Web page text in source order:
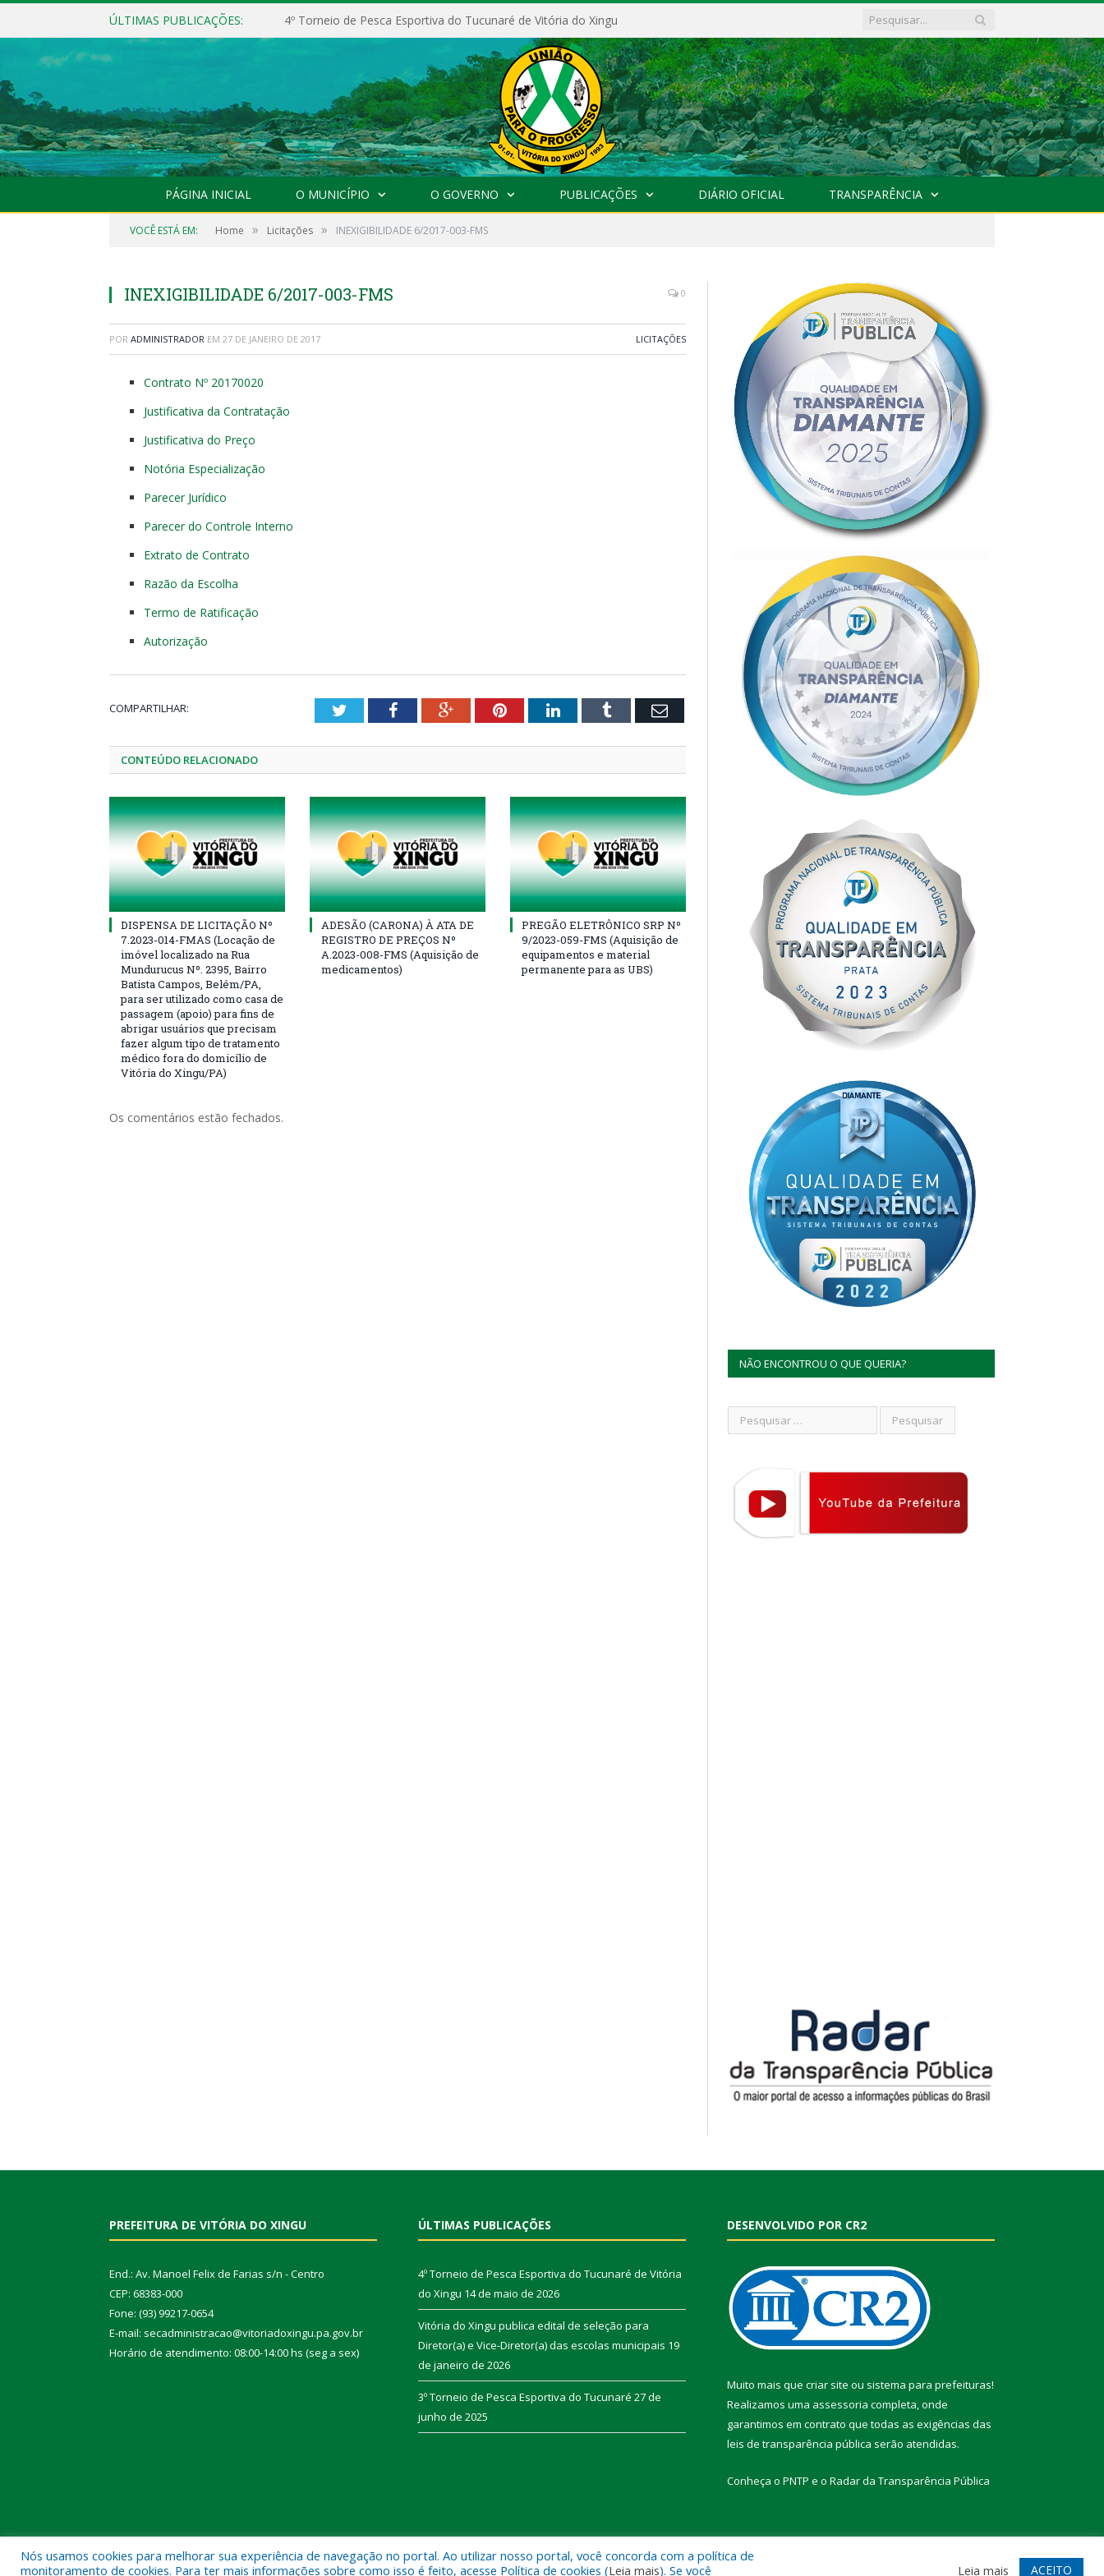
ÚLTIMAS PUBLICAÇÕES: 4º Torneio de Pesca Esportiva do Tucunaré de Vitória do Xingu
PÁGINA INICIAL O MUNICÍPIO O GOVERNO PUBLICAÇÕES DIÁRIO OFICIAL TRANSPARÊNCIA
VOCÊ ESTÁ EM: Home » Licitações » INEXIGIBILIDADE 6/2017-003-FMS
INEXIGIBILIDADE 6/2017-003-FMS 0
POR ADMINISTRADOR EM 27 DE JANEIRO DE 2017 LICITAÇÕES
Contrato Nº 20170020
Justificativa da Contratação
Justificativa do Preço
Notória Especialização
Parecer Jurídico
Parecer do Controle Interno
Extrato de Contrato
Razão da Escolha
Termo de Ratificação
Autorização
COMPARTILHAR: TwitterFacebookGoogle+PinterestLinkedInTumblr Email
CONTEÚDO RELACIONADO
DISPENSA DE LICITAÇÃO Nº
7.2023-014-FMAS (Locação de
imóvel localizado na Rua
Mundurucus Nº. 2395, Bairro
Batista Campos, Belém/PA,
para ser utilizado como casa de
passagem (apoio) para fins de
abrigar usuários que precisam
fazer algum tipo de tratamento
médico fora do domicílio de
Vitória do Xingu/PA)
ADESÃO (CARONA) À ATA DE
REGISTRO DE PREÇOS Nº
A.2023-008-FMS (Aquisição de
medicamentos)
PREGÃO ELETRÔNICO SRP Nº
9/2023-059-FMS (Aquisição de
equipamentos e material
permanente para as UBS)
Os comentários estão fechados.
NÃO ENCONTROU O QUE QUERIA?
PREFEITURA DE VITÓRIA DO XINGU
End.: Av. Manoel Felix de Farias s/n - Centro
CEP: 68383-000
Fone: (93) 99217-0654
E-mail: secadministracao@vitoriadoxingu.pa.gov.br
Horário de atendimento: 08:00-14:00 hs (seg a sex)
ÚLTIMAS PUBLICAÇÕES
4º Torneio de Pesca Esportiva do Tucunaré de Vitória
do Xingu 14 de maio de 2026
Vitória do Xingu publica edital de seleção para
Diretor(a) e Vice-Diretor(a) das escolas municipais 19
de janeiro de 2026
3º Torneio de Pesca Esportiva do Tucunaré 27 de
junho de 2025
DESENVOLVIDO POR CR2
Muito mais que criar site ou sistema para prefeituras!
Realizamos uma assessoria completa, onde
garantimos em contrato que todas as exigências das
leis de transparência pública serão atendidas.
Conheça o PNTP e o Radar da Transparência Pública
Todos os direitos reservados a Prefeitura Municipal de Vitória do Xingu. Mapa do Site Acessar Webmail
Nós usamos cookies para melhorar sua experiência de navegação no portal. Ao utilizar nosso portal, você concorda com a política de
monitoramento de cookies. Para ter mais informações sobre como isso é feito, acesse Política de cookies (Leia mais). Se você Leia mais ACEITO